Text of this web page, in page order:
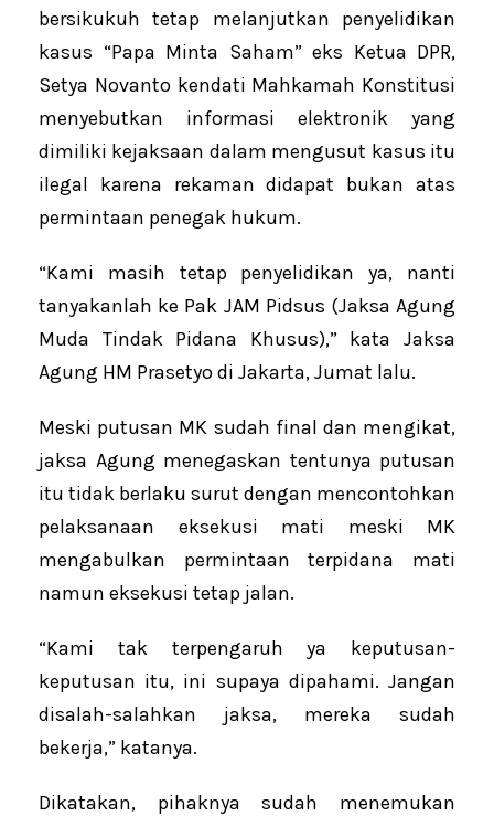
bersikukuh tetap melanjutkan penyelidikan
kasus “Papa Minta Saham” eks Ketua DPR,
Setya Novanto kendati Mahkamah Konstitusi
menyebutkan informasi elektronik yang
dimiliki kejaksaan dalam mengusut kasus itu
ilegal karena rekaman didapat bukan atas
permintaan penegak hukum.
“Kami masih tetap penyelidikan ya, nanti
tanyakanlah ke Pak JAM Pidsus (Jaksa Agung
Muda Tindak Pidana Khusus),” kata Jaksa
Agung HM Prasetyo di Jakarta, Jumat lalu.
Meski putusan MK sudah final dan mengikat,
jaksa Agung menegaskan tentunya putusan
itu tidak berlaku surut dengan mencontohkan
pelaksanaan eksekusi mati meski MK
mengabulkan permintaan terpidana mati
namun eksekusi tetap jalan.
“Kami tak terpengaruh ya keputusan-
keputusan itu, ini supaya dipahami. Jangan
disalah-salahkan jaksa, mereka sudah
bekerja,” katanya.
Dikatakan, pihaknya sudah menemukan